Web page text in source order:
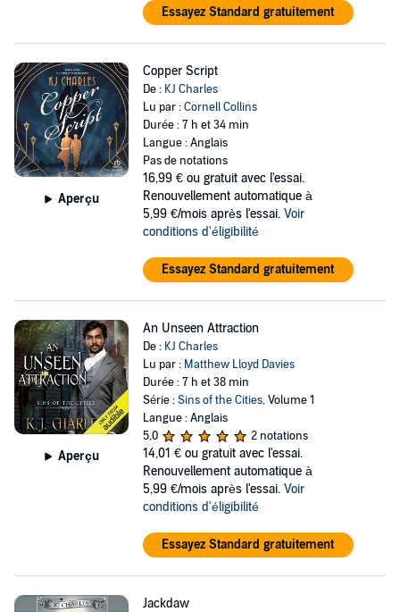
Essayez Standard gratuitement
Aperçu
Copper Script
De : KJ Charles
Lu par :Cornell Collins
Durée : 7 h et 34 min
Langue : Anglais
Pas de notations
16,99 € ou gratuit avec l'essai.
Renouvellement automatique à
5,99 €/mois après l'essai. Voir
conditions d'éligibilité
Essayez Standard gratuitement
Aperçu
An Unseen Attraction
De : KJ Charles
Lu par : Matthew Lloyd Davies
Durée : 7 h et 38 min
Série :Sins of the Cities, Volume 1
Langue : Anglais
5,0
2 notations
14,01 € ou gratuit avec l'essai.
Renouvellement automatique à
5,99 €/mois après l'essai. Voir
conditions d'éligibilité
Essayez Standard gratuitement
Jackdaw